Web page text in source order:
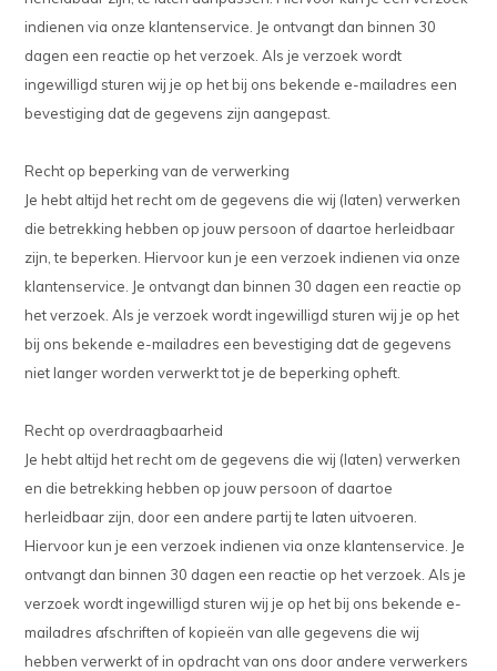
indienen via onze klantenservice. Je ontvangt dan binnen 30
dagen een reactie op het verzoek. Als je verzoek wordt
ingewilligd sturen wij je op het bij ons bekende e-mailadres een
bevestiging dat de gegevens zijn aangepast.
Recht op beperking van de verwerking
Je hebt altijd het recht om de gegevens die wij (laten) verwerken
die betrekking hebben op jouw persoon of daartoe herleidbaar
zijn, te beperken. Hiervoor kun je een verzoek indienen via onze
klantenservice. Je ontvangt dan binnen 30 dagen een reactie op
het verzoek. Als je verzoek wordt ingewilligd sturen wij je op het
bij ons bekende e-mailadres een bevestiging dat de gegevens
niet langer worden verwerkt tot je de beperking opheft.
Recht op overdraagbaarheid
Je hebt altijd het recht om de gegevens die wij (laten) verwerken
en die betrekking hebben op jouw persoon of daartoe
herleidbaar zijn, door een andere partij te laten uitvoeren.
Hiervoor kun je een verzoek indienen via onze klantenservice. Je
ontvangt dan binnen 30 dagen een reactie op het verzoek. Als je
verzoek wordt ingewilligd sturen wij je op het bij ons bekende e-
mailadres afschriften of kopieën van alle gegevens die wij
hebben verwerkt of in opdracht van ons door andere verwerkers